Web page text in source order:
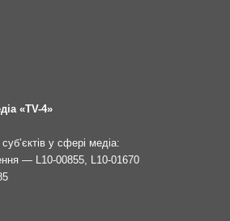
«TV-4»
у сфері медіа:
— L10-00855, L10-01670